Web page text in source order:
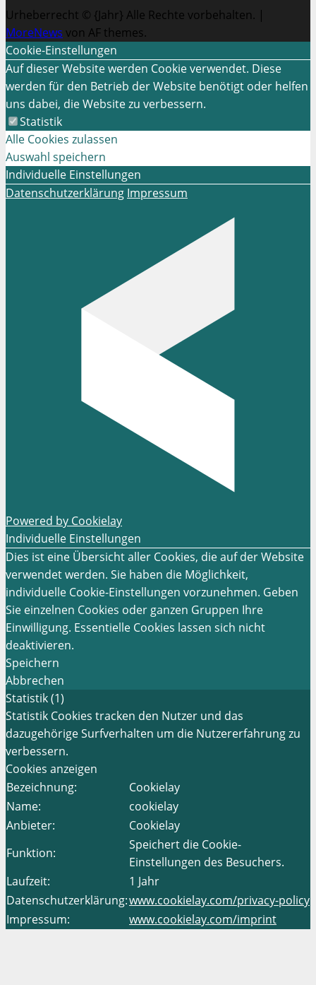
Urheberrecht © {Jahr} Alle Rechte vorbehalten. |
MoreNews von AF themes.
Cookie-Einstellungen
Auf dieser Website werden Cookie verwendet. Diese
werden für den Betrieb der Website benötigt oder helfen
uns dabei, die Website zu verbessern.
Statistik
Alle Cookies zulassen
Auswahl speichern
Individuelle Einstellungen
Datenschutzerklärung Impressum
Powered by Cookielay
Individuelle Einstellungen
Dies ist eine Übersicht aller Cookies, die auf der Website
verwendet werden. Sie haben die Möglichkeit,
individuelle Cookie-Einstellungen vorzunehmen. Geben
Sie einzelnen Cookies oder ganzen Gruppen Ihre
Einwilligung. Essentielle Cookies lassen sich nicht
deaktivieren.
Speichern
Abbrechen
Statistik (1)
Statistik Cookies tracken den Nutzer und das
dazugehörige Surfverhalten um die Nutzererfahrung zu
verbessern.
Cookies anzeigen
Bezeichnung:
Cookielay
Name:
cookielay
Anbieter:
Cookielay
Funktion:
Speichert die Cookie-
Einstellungen des Besuchers.
Laufzeit:
1 Jahr
Datenschutzerklärung:www.cookielay.com/privacy-policy
Impressum:
www.cookielay.com/imprint